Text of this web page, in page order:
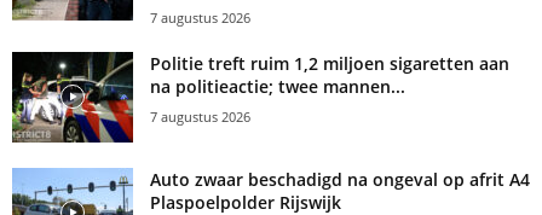
7 augustus 2026
Politie treft ruim 1,2 miljoen sigaretten aan
na politieactie; twee mannen...
7 augustus 2026
Auto zwaar beschadigd na ongeval op afrit A4
Plaspoelpolder Rijswijk